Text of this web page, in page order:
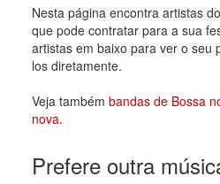
Nesta página encontra artistas
que pode contratar para a sua
artistas em baixo para ver o seu
los diretamente.
Veja também bandas de Bossa
nova.
Prefere outra